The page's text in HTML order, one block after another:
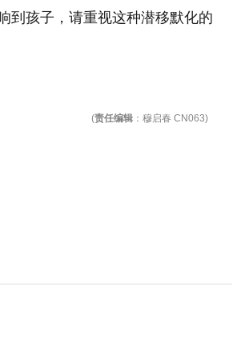
到孩子，请重视这种潜移默化的
(责任编辑 ：穆启春 CN063)